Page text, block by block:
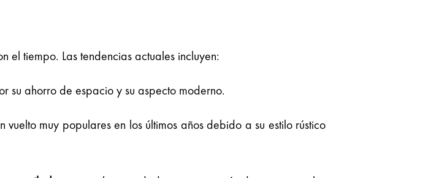
el tiempo. Las tendencias actuales incluyen:
su ahorro de espacio y su aspecto moderno.
vuelto muy populares en los últimos años debido a su estilo rústico